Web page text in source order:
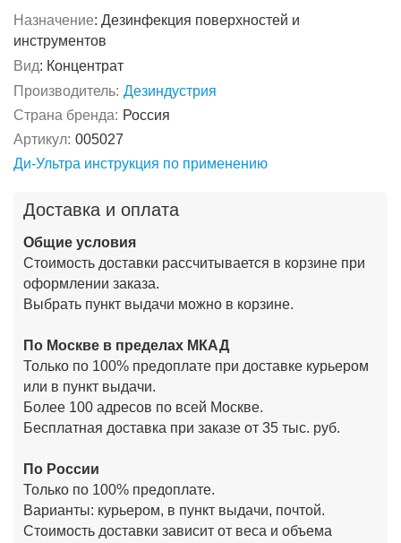
Назначение: Дезинфекция поверхностей и
инструментов
Вид: Концентрат
Производитель: Дезиндустрия
Страна бренда: Россия
Артикул: 005027
Ди-Ультра инструкция по применению
Доставка и оплата
Общие условия
Стоимость доставки рассчитывается в корзине при
оформлении заказа.
Выбрать пункт выдачи можно в корзине.
По Москве в пределах МКАД
Только по 100% предоплате при доставке курьером
или в пункт выдачи.
Более 100 адресов по всей Москве.
Бесплатная доставка при заказе от 35 тыс. руб.
По России
Только по 100% предоплате.
Варианты: курьером, в пункт выдачи, почтой.
Стоимость доставки зависит от веса и объема